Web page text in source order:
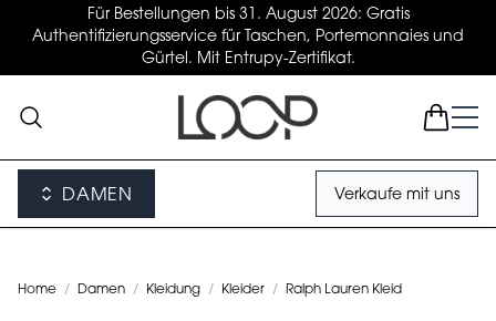
Für Bestellungen bis 31. August 2026: Gratis
Authentifizierungsservice für Taschen, Portemonnaies und
Gürtel. Mit Entrupy-Zertifikat.
DAMEN Verkaufe mit uns
Home / Damen / Kleidung / Kleider / Ralph Lauren Kleid